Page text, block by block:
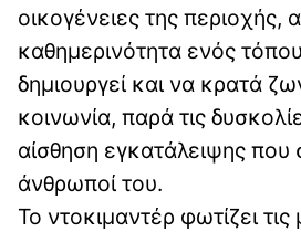
οικογένειες της περιοχής,
καθημερινότητα ενός
δημιουργεί και να κρατά
κοινωνία, παρά τις
αίσθηση εγκατάλειψης που
άνθρωποί του.
Το ντοκιμαντέρ φωτίζει